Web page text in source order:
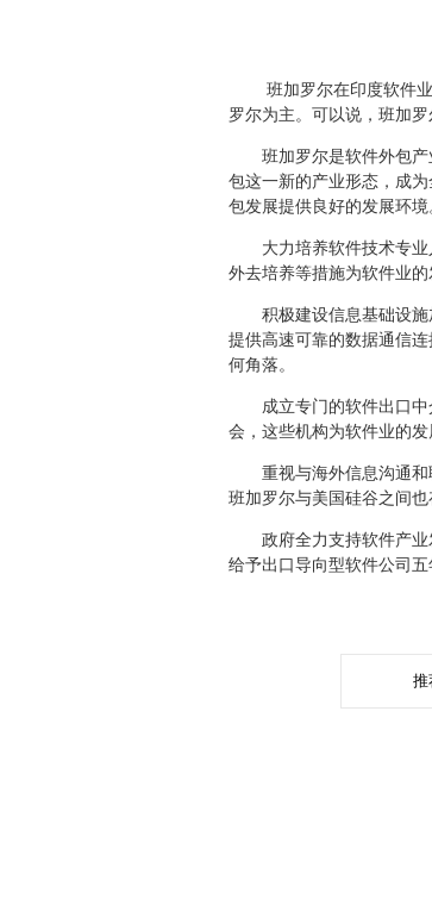
班加罗尔在印度软件业中
罗尔为主。可以说，班加
班加罗尔是软件外包产业
包这一新的产业形态，成
包发展提供良好的发展环境
大力培养软件技术专业人
外去培养等措施为软件业的
积极建设信息基础设施加
提供高速可靠的数据通信
何角落。
成立专门的软件出口中介
会，这些机构为软件业的发
重视与海外信息沟通和联
班加罗尔与美国硅谷之间也
政府全力支持软件产业发
给予出口导向型软件公司
推